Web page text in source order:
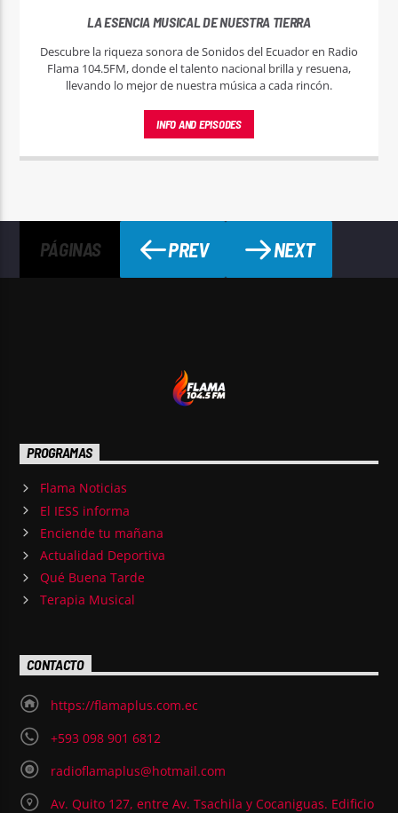
LA ESENCIA MUSICAL DE NUESTRA TIERRA
Descubre la riqueza sonora de Sonidos del Ecuador en Radio
Flama 104.5FM, donde el talento nacional brilla y resuena,
llevando lo mejor de nuestra música a cada rincón.
INFO AND EPISODES
PÁGINAS PREV NEXT
PROGRAMAS
Flama Noticias
El IESS informa
Enciende tu mañana
Actualidad Deportiva
Qué Buena Tarde
Terapia Musical
CONTACTO
https://flamaplus.com.ec
+593 098 901 6812
radioflamaplus@hotmail.com
Av. Quito 127, entre Av. Tsachila y Cocaniguas. Edificio